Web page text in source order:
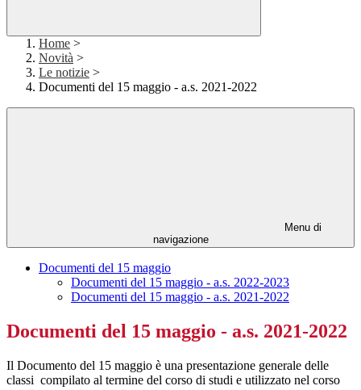
Home >
Novità >
Le notizie >
Documenti del 15 maggio - a.s. 2021-2022
Menu di
navigazione
Documenti del 15 maggio
Documenti del 15 maggio - a.s. 2022-2023
Documenti del 15 maggio - a.s. 2021-2022
Documenti del 15 maggio - a.s. 2021-2022
Il Documento del 15 maggio è una presentazione generale delle
classi compilato al termine del corso di studi e utilizzato nel corso